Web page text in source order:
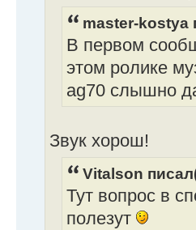
master-kostya
В первом
этом ролике
ag70 слышно
Звук хорош!
Vitalson
Тут вопрос в
полезут